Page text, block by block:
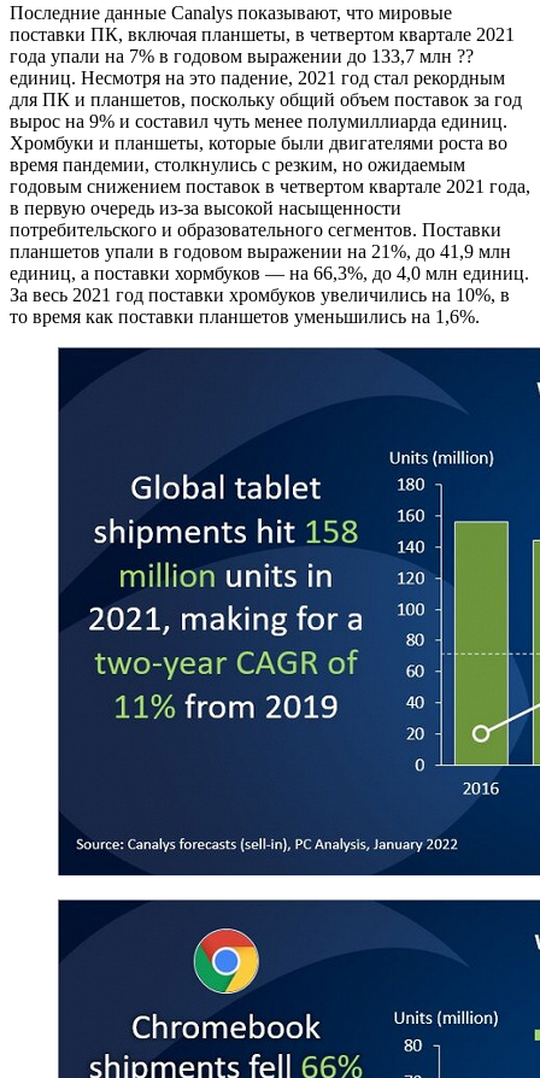
Последние данные Canalys показывают, что мировые
поставки ПК, включая планшеты, в четвертом квартале 2021
года упали на 7% в годовом выражении до 133,7 млн ??
единиц. Несмотря на это падение, 2021 год стал рекордным
для ПК и планшетов, поскольку общий объем поставок за год
вырос на 9% и составил чуть менее полумиллиарда единиц.
Хромбуки и планшеты, которые были двигателями роста во
время пандемии, столкнулись с резким, но ожидаемым
годовым снижением поставок в четвертом квартале 2021 года,
в первую очередь из-за высокой насыщенности
потребительского и образовательного сегментов. Поставки
планшетов упали в годовом выражении на 21%, до 41,9 млн
единиц, а поставки хормбуков — на 66,3%, до 4,0 млн единиц.
За весь 2021 год поставки хромбуков увеличились на 10%, в
то время как поставки планшетов уменьшились на 1,6%.